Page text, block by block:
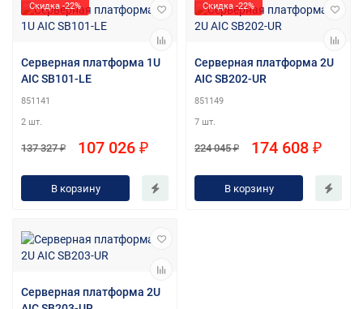
Скидка -22%
Серверная платформа 1U
AIC SB101-LE
851141
2 шт.
137 327 ₽ 107 026 ₽
В корзину
Скидка -22%
Серверная платформа 2U
AIC SB202-UR
851149
7 шт.
224 045 ₽ 174 608 ₽
В корзину
Серверная платформа 2U